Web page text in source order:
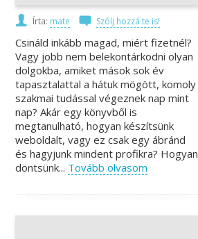
Írta: mate Szólj hozzá te is!
Csináld inkább magad, miért fizetnél?
Vagy jobb nem belekontárkodni olyan
dolgokba, amiket mások sok év
tapasztalattal a hátuk mögött, komoly
szakmai tudással végeznek nap mint
nap? Akár egy könyvből is
megtanulható, hogyan készítsünk
weboldalt, vagy ez csak egy ábránd
és hagyjunk mindent profikra? Hogyan
döntsünk... Tovább olvasom